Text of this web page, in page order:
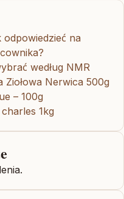
na
według NMR
Ziołowa Nerwica 500g
– 100g
1kg